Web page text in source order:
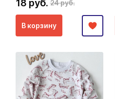
18 руб. 24 руб.
В корзину